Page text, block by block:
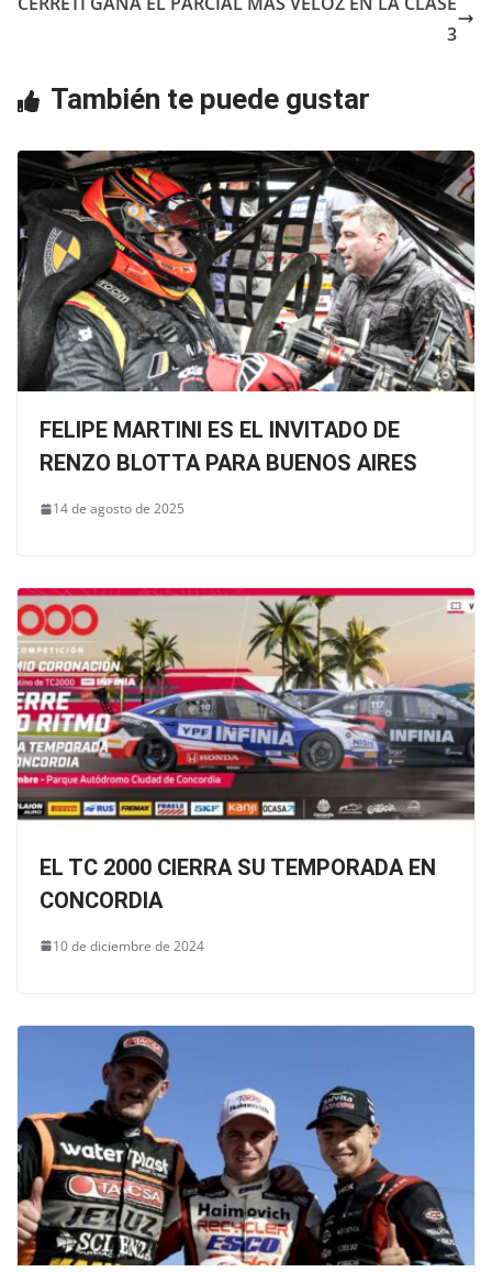
3
También te puede gustar
FELIPE MARTINI ES EL INVITADO DE
RENZO BLOTTA PARA BUENOS AIRES
14 de agosto de 2025
EL TC 2000 CIERRA SU TEMPORADA EN
CONCORDIA
10 de diciembre de 2024